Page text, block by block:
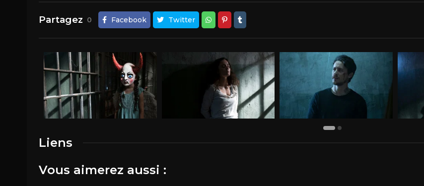
Partagez 0 Facebook Twitter
Liens
Vous aimerez aussi :